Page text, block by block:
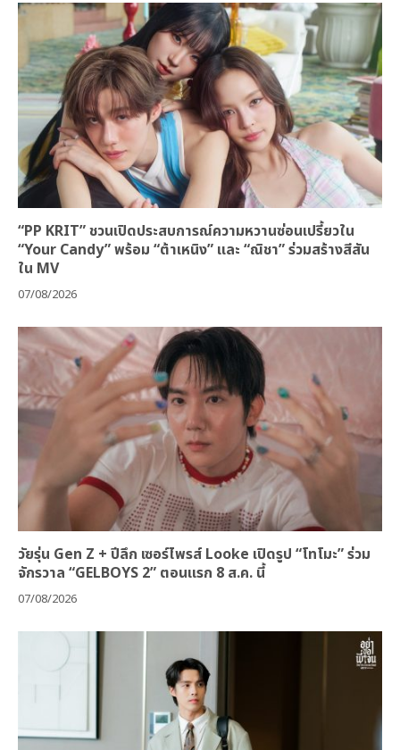
“PP KRIT” ชวนเปิดประสบการณ์ความหวานซ่อนเปรี้ยวใน
“Your Candy” พร้อม “ต้าเหนิง” และ “ณิชา” ร่วมสร้างสีสัน
ใน MV
07/08/2026
วัยรุ่น Gen Z + ปีลึก เซอร์ไพรส์ Looke เปิดรูป “โทโมะ” ร่วม
จักรวาล “GELBOYS 2” ตอนแรก 8 ส.ค. นี้
07/08/2026